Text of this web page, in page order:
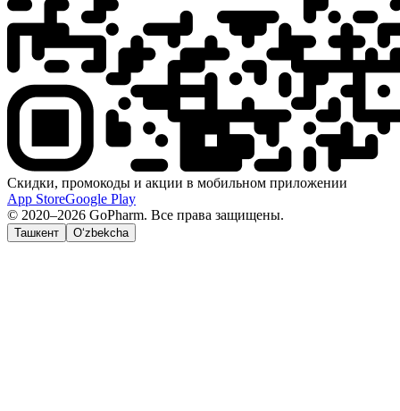
Скидки, промокоды и акции в мобильном приложении
App StoreGoogle Play
© 2020–2026 GoPharm. Все права защищены.
Ташкент O‘zbekcha